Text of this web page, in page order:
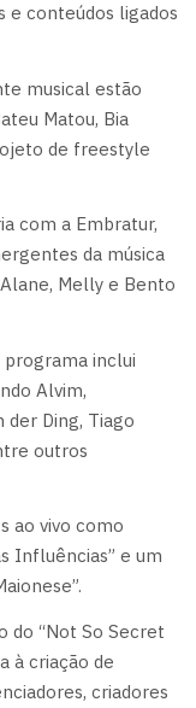
e conteúdos ligados
musical estão
Matou, Bia
de freestyle
com a Embratur,
da música
Melly e Bento
inclui
Alvim,
der Ding, Tiago
outros
ao vivo como
Influências” e um
do “Not So Secret
à criação de
criadores